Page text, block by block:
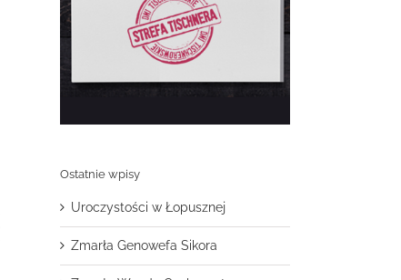
Ostatnie wpisy
Uroczystości w Łopusznej
Zmarła Genowefa Sikora